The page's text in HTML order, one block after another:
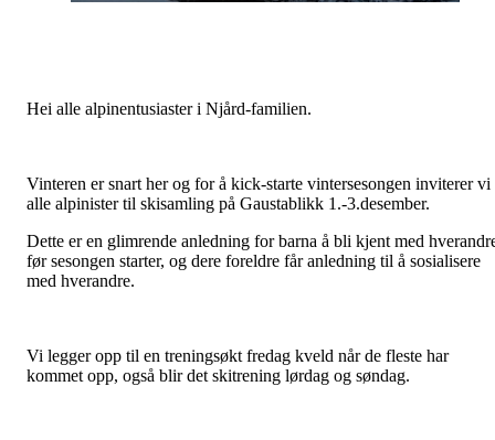
Hei alle alpinentusiaster i Njård-familien.
Vinteren er snart her og for å kick-starte vintersesongen inviterer vi
alle alpinister til skisamling på Gaustablikk 1.-3.desember.
Dette er en glimrende anledning for barna å bli kjent med
før sesongen starter, og dere foreldre får anledning til å sosialisere
med hverandre.
Vi legger opp til en treningsøkt fredag kveld når de fleste har
kommet opp, også blir det skitrening lørdag og søndag.